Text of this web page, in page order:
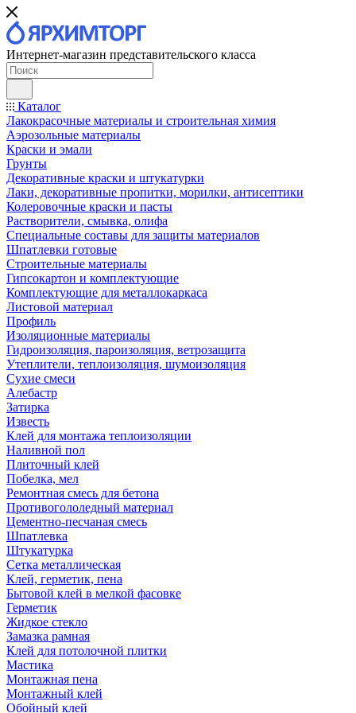
Интернет-магазин представительского класса
Каталог
Лакокрасочные материалы и строительная химия
Аэрозольные материалы
Краски и эмали
Грунты
Декоративные краски и штукатурки
Лаки, декоративные пропитки, морилки, антисептики
Колеровочные краски и пасты
Растворители, смывка, олифа
Специальные составы для защиты материалов
Шпатлевки готовые
Строительные материалы
Гипсокартон и комплектующие
Комплектующие для металлокаркаса
Листовой материал
Профиль
Изоляционные материалы
Гидроизоляция, пароизоляция, ветрозащита
Утеплители, теплоизоляция, шумоизоляция
Сухие смеси
Алебастр
Затирка
Известь
Клей для монтажа теплоизоляции
Наливной пол
Плиточный клей
Побелка, мел
Ремонтная смесь для бетона
Противогололедный материал
Цементно-песчаная смесь
Шпатлевка
Штукатурка
Сетка металлическая
Клей, герметик, пена
Бытовой клей в мелкой фасовке
Герметик
Жидкое стекло
Замазка рамная
Клей для потолочной плитки
Мастика
Монтажная пена
Монтажный клей
Обойный клей